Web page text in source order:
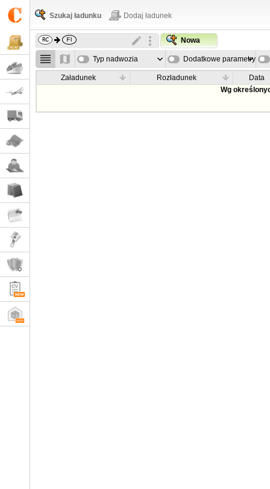
Szukaj ładunku Dodaj ładunek
Nowa
Typ nadwozia Dodatkowe parametry
Załadunek Rozładunek
Data
Wg